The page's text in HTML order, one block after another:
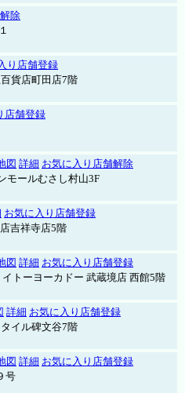
除
り店舗登録
貨店町田店7階
店舗登録
図 詳細 お気に入り店舗解除
モールむさし村山3F
お気に入り店舗登録
吉祥寺店5階
図 詳細 お気に入り店舗登録
トーヨーカドー 武蔵境店 西館5階
詳細 お気に入り店舗登録
イル碑文谷7階
図 詳細 お気に入り店舗登録
号